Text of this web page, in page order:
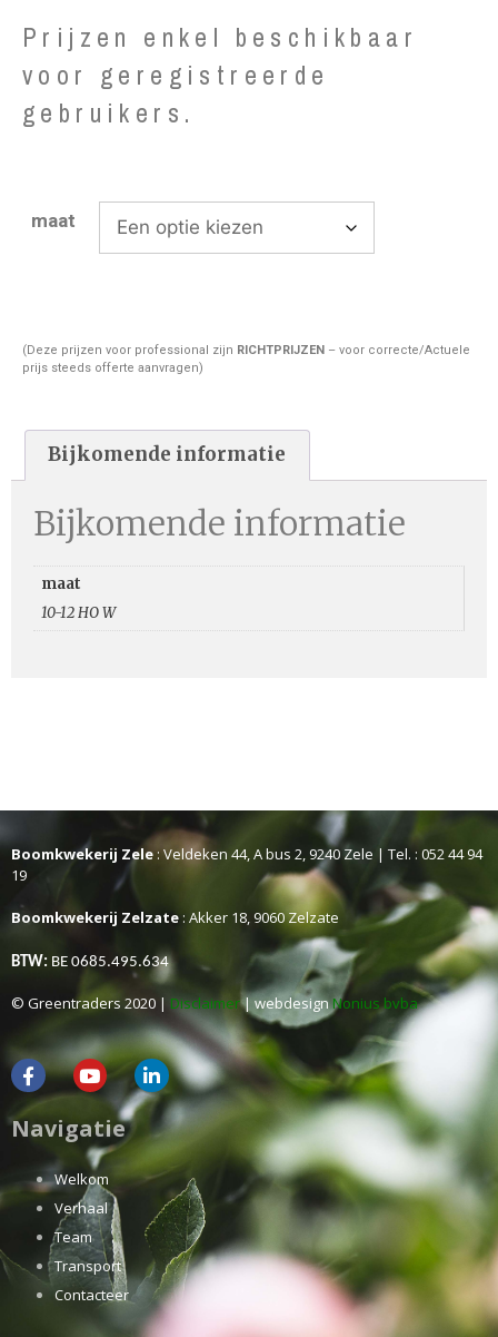
Prijzen enkel beschikbaar
voor geregistreerde
gebruikers.
maat
(Deze prijzen voor professional zijn RICHTPRIJZEN – voor correcte/Actuele
prijs steeds offerte aanvragen)
Bijkomende informatie
Bijkomende informatie
maat
10-12 HO W
Boomkwekerij Zele: Veldeken 44, A bus 2, 9240 Zele | Tel. : 052 44 94
19
Boomkwekerij Zelzate : Akker 18, 9060 Zelzate
BTW: BE 0685.495.634
© Greentraders 2020 | Disclaimer| webdesignNonius bvba
Navigatie
Welkom
Verhaal
Team
Transport
Contacteer